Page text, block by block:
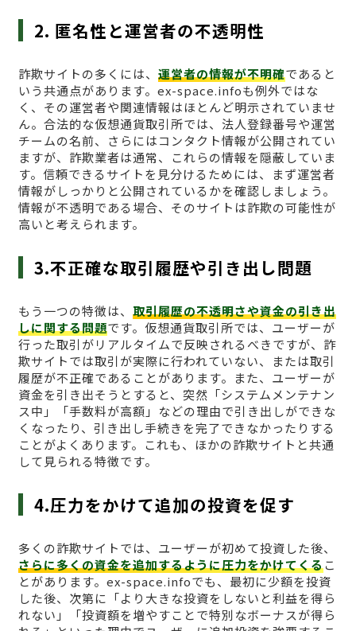
2. 匿名性と運営者の不透明性
詐欺サイトの多くには、 運営者の情報が不明確であると
いう共通点があります。ex-space.infoも例外ではな
く、その運営者や関連情報はほとんど明示されていませ
ん。合法的な仮想通貨取引所では、法人登録番号や運営
チームの名前、さらにはコンタクト情報が公開されてい
ますが、詐欺業者は通常、これらの情報を隠蔽していま
す。信頼できるサイトを見分けるためには、まず運営者
情報がしっかりと公開されているかを確認しましょう。
情報が不透明である場合、そのサイトは詐欺の可能性が
高いと考えられます。
3.不正確な取引履歴や引き出し問題
もう一つの特徴は、 取引履歴の不透明さや資金の引き出
しに関する問題です。仮想通貨取引所では、ユーザーが
行った取引がリアルタイムで反映されるべきですが、詐
欺サイトでは取引が実際に行われていない、または取引
履歴が不正確であることがあります。また、ユーザーが
資金を引き出そうとすると、突然「システムメンテナン
ス中」「手数料が高額」などの理由で引き出しができな
くなったり、引き出し手続きを完了できなかったりする
ことがよくあります。これも、ほかの詐欺サイトと共通
して見られる特徴です。
4.圧力をかけて追加の投資を促す
多くの詐欺サイトでは、ユーザーが初めて投資した後、
さらに多くの資金を追加するように圧力をかけてくるこ
とがあります。ex-space.infoでも、最初に少額を投資
した後、次第に「より大きな投資をしないと利益を得ら
れない」「投資額を増やすことで特別なボーナスが得ら